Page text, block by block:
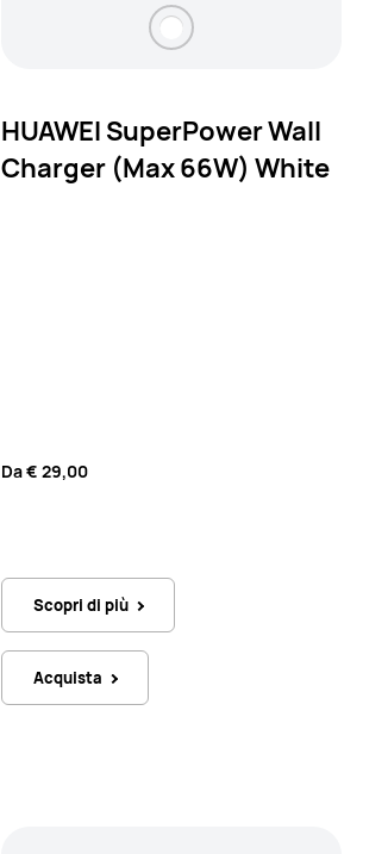
HUAWEI SuperPower Wall
Charger (Max 66W) White
Da€ 29,00
Scopri di più
Acquista